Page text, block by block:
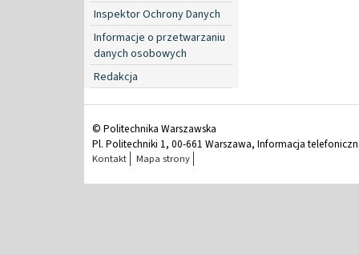
Inspektor Ochrony Danych
Informacje o przetwarzaniu
danych osobowych
Redakcja
© Politechnika Warszawska
Pl. Politechniki 1, 00-661 Warszawa, Informacja
Kontakt Mapa strony